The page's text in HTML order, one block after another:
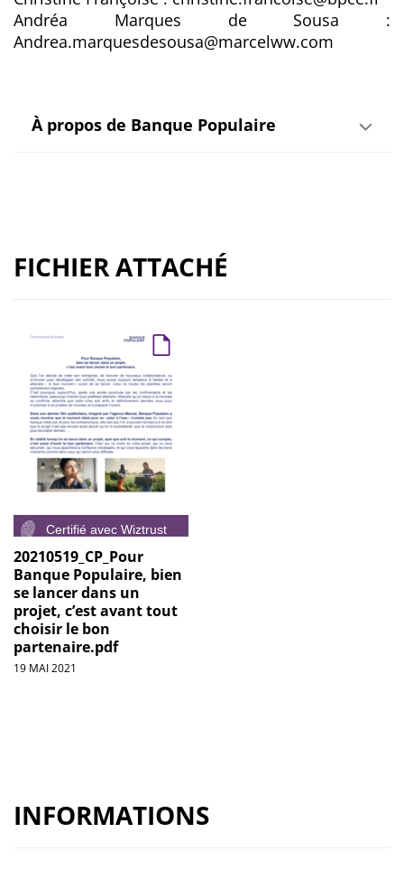
Andréa Marques de Sousa :
Andrea.marquesdesousa@marcelww.com
À propos de Banque Populaire
FICHIER ATTACHÉ
20210519_CP_Pour
Banque Populaire, bien
se lancer dans un
projet, c’est avant tout
choisir le bon
partenaire.pdf
19 MAI 2021
INFORMATIONS